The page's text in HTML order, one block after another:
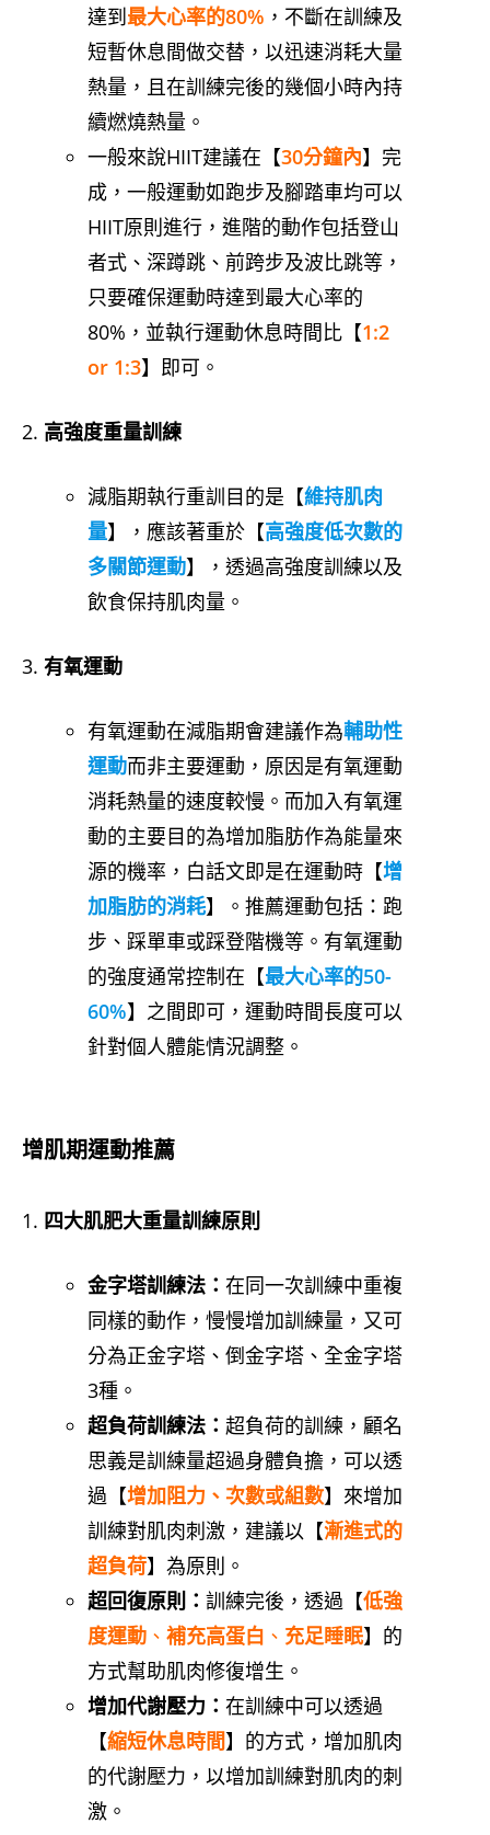
達到最大心率的80% ，不斷在訓練及
短暫休息間做交替，以迅速消耗大量
熱量，且在訓練完後的幾個小時內持
續燃燒熱量。
一般來說HIIT建議在【30分鐘內】完
成，一般運動如跑步及腳踏車均可以
HIIT原則進行，進階的動作包括登山
者式、深蹲跳、前跨步及波比跳等，
只要確保運動時達到最大心率的
80%，並執行運動休息時間比【1:2
or 1:3】即可。
高強度重量訓練
減脂期執行重訓目的是【維持肌肉
量】，應該著重於【高強度低次數的
多關節運動】，透過高強度訓練以及
飲食保持肌肉量。
有氧運動
有氧運動在減脂期會建議作為輔助性
運動而非主要運動，原因是有氧運動
消耗熱量的速度較慢。而加入有氧運
動的主要目的為增加脂肪作為能量來
源的機率，白話文即是在運動時【增
加脂肪的消耗】。推薦運動包括：跑
步、踩單車或踩登階機等。有氧運動
的強度通常控制在【最大心率的50-
60%】之間即可，運動時間長度可以
針對個人體能情況調整。
增肌期運動推薦
四大肌肥大重量訓練原則
金字塔訓練法： 在同一次訓練中重複
同樣的動作，慢慢增加訓練量，又可
分為正金字塔、倒金字塔、全金字塔
3種。
超負荷訓練法： 超負荷的訓練，顧名
思義是訓練量超過身體負擔，可以透
過【增加阻力、次數或組數】來增加
訓練對肌肉刺激，建議以【漸進式的
超負荷】為原則。
超回復原則： 訓練完後，透過【低強
度運動 、 補充高蛋白 、 充足睡眠】的
方式幫助肌肉修復增生。
增加代謝壓力： 在訓練中可以透過
【縮短休息時間】的方式，增加肌肉
的代謝壓力，以增加訓練對肌肉的刺
激。